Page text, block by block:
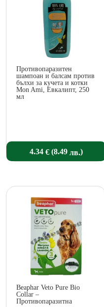
Противопаразитен
шампоан и балсам против
бълхи за кучета и котки
Mon Ami, Евкалипт, 250
мл
4.34 € (8.49 лв.)
Beaphar Veto Pure Bio
Collar –
Противопаразитна